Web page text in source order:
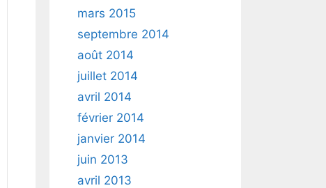
mars 2015
septembre 2014
août 2014
juillet 2014
avril 2014
février 2014
janvier 2014
juin 2013
avril 2013